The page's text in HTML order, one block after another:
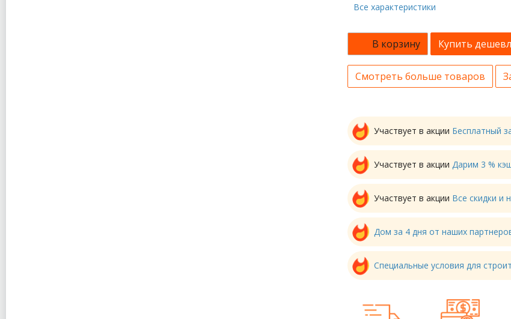
Все характеристики
В корзину Купить
Смотреть больше товаров
Участвует в акции Бесплатный
Участвует в акции Дарим 3 %
Участвует в акции Все скидки и
Дом за 4 дня от наших
Специальные условия для